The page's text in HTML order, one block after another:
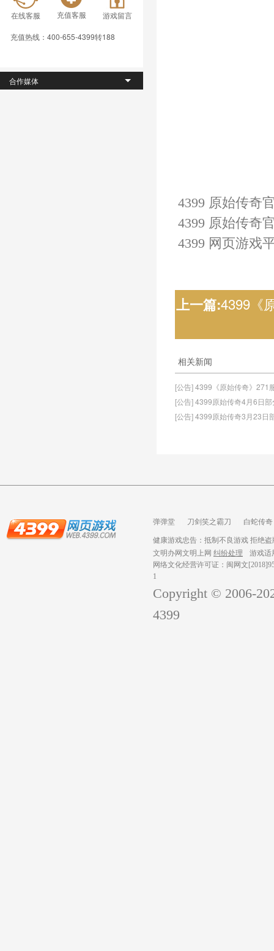
在线客服 充值客服 游戏留言
充值热线：400-655-4399转188
合作媒体
4399 原始传奇
4399 原始传奇
4399 网页游戏
上一篇:4399《
相关新闻
[公告] 4399《原始传奇》271
[公告] 4399原始传奇4月6日
[公告] 4399原始传奇3月23日
弹弹堂 刀剑笑之霸刀
白蛇传奇
健康游戏忠告：抵制不良游戏 拒绝
文明办网文明上网 纠纷处理
游戏适
网络文化经营许可证：闽网文
1
Copyright © 2006-
4399